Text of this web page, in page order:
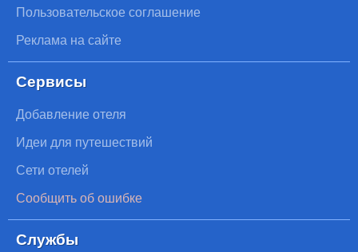
Пользовательское соглашение
Реклама на сайте
Сервисы
Добавление отеля
Идеи для путешествий
Сети отелей
Сообщить об ошибке
Службы